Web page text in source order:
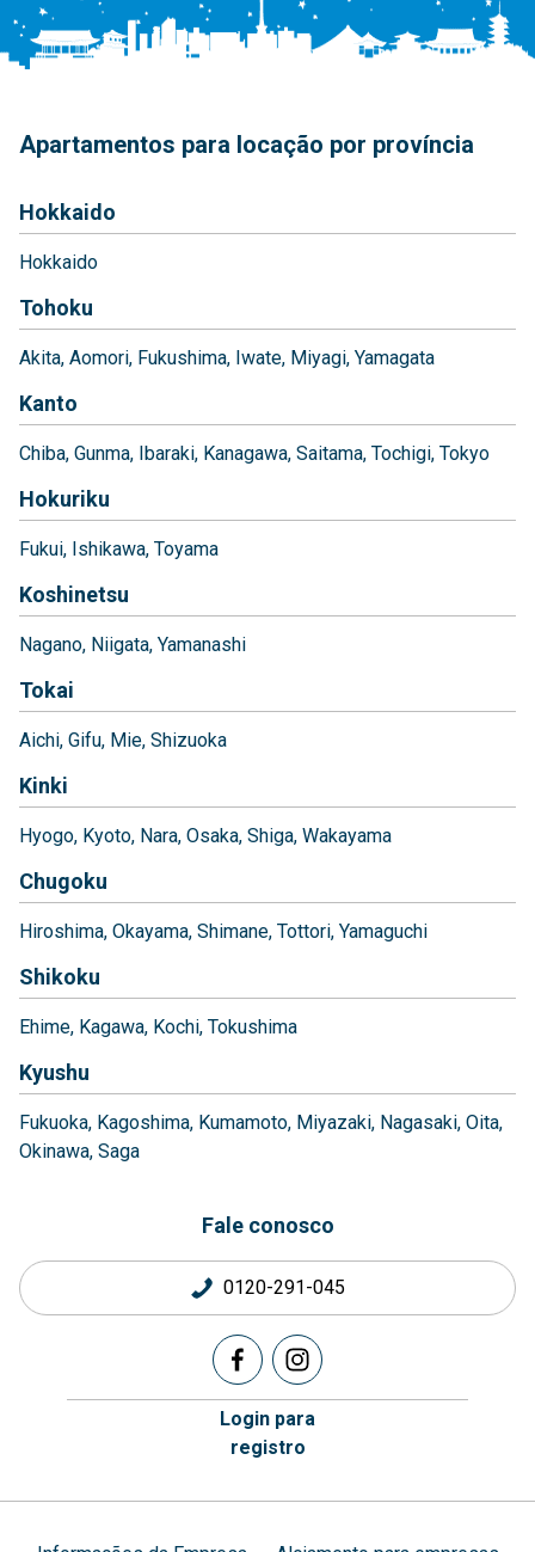
Apartamentos para locação por província
Hokkaido
Hokkaido
Tohoku
Akita Aomori Fukushima Iwate Miyagi Yamagata
Kanto
Chiba Gunma Ibaraki Kanagawa Saitama Tochigi Tokyo
Hokuriku
Fukui Ishikawa Toyama
Koshinetsu
Nagano Niigata Yamanashi
Tokai
Aichi Gifu Mie Shizuoka
Kinki
Hyogo Kyoto Nara Osaka Shiga Wakayama
Chugoku
Hiroshima Okayama Shimane Tottori Yamaguchi
Shikoku
Ehime Kagawa Kochi Tokushima
Kyushu
Fukuoka Kagoshima Kumamoto Miyazaki Nagasaki Oita
Okinawa Saga
Fale conosco
0120-291-045
Login para
registro